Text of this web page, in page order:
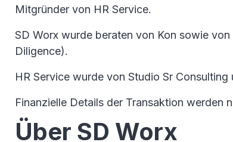
Mitgründer von HR Service.
SD Worx wurde beraten von Kon sowie
Diligence).
HR Service wurde von Studio Sr
Finanzielle Details der Transaktion werden
Über SD Worx